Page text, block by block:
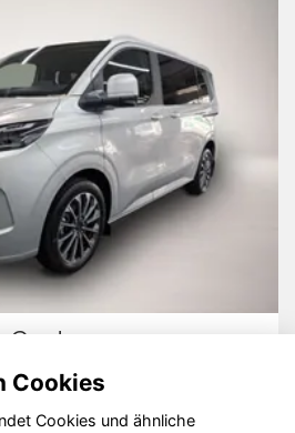
Cookies
Cookies und ähnliche